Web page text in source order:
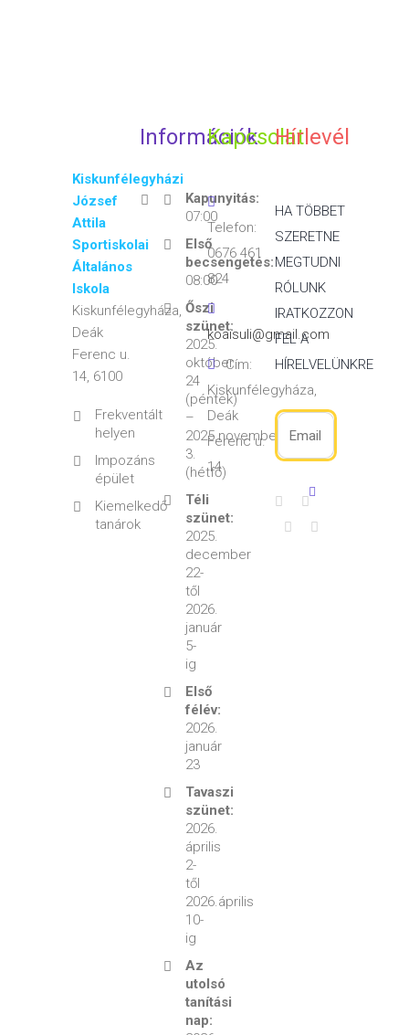
Kiskunfélegyházi
József
Attila
Sportiskolai
Általános
Iskola
Kiskunfélegyháza,
Deák
Ferenc u.
14, 6100
Frekventált
helyen
Impozáns
épület
Kiemelkedő
tanárok
Információk
Kapunyitás:
07:00
Első
becsengetés:
08:00
Őszi
szünet:
2025.
október
24
(péntek)
–
2025.november
3.
(hétfő)
Téli
szünet:
2025.
december
22-
től
2026.
január
5-
ig
Első
félév:
2026.
január
23
Tavaszi
szünet:
2026.
április
2-
től
2026.április
10-
ig
Az
utolsó
tanítási
nap:
Kapcsolat
Telefon:
0676 461
824
koaisuli@gmail.com
Cím:
Kiskunfélegyháza,
Deák
Ferenc u.
14
Hírlevél
HA TÖBBET
SZERETNE
MEGTUDNI
RÓLUNK
IRATKOZZON
FEL A
HÍRELVELÜNKRE